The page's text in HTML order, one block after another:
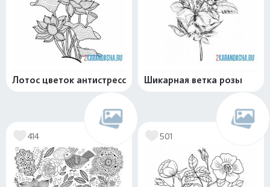
Лотос цветок антистресс Шикарная ветка розы
414 501